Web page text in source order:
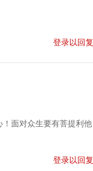
量
登录以回复
面对众生要有菩提利他
登录以回复